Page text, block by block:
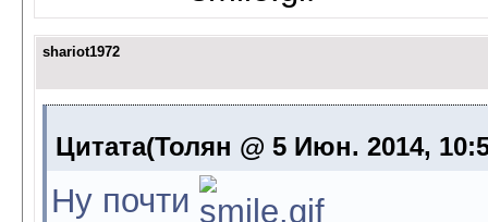
shariot1972
Цитата(Толян @ 5 Июн. 2014,
Ну почти